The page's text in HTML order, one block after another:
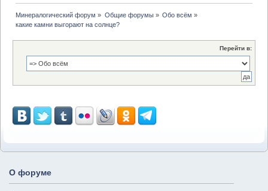
Минералогический форум » Общие форумы» Обо всём »
какие камни выгорают на солнце?
Перейти в:
О форуме